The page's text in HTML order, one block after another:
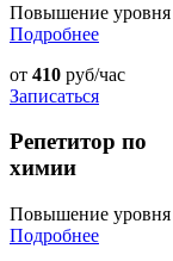
Повышение
Подробнее
от 410 руб/час
Записаться
Репетитор по
химии
Повышение
Подробнее